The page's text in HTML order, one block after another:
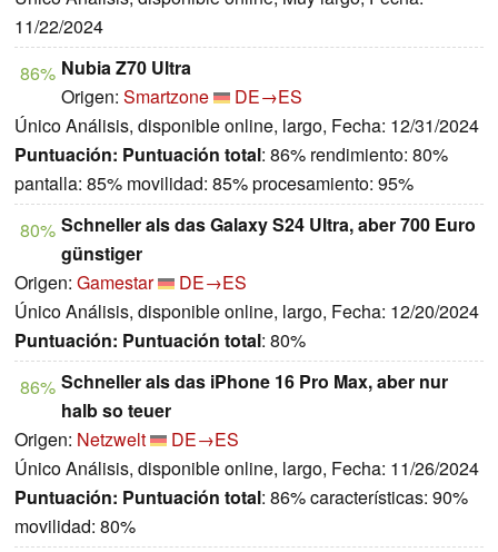
11/22/2024
86% Nubia Z70 Ultra
Origen: Smartzone
DE→ES
Único Análisis, disponible online, largo, Fecha: 12/31/2024
Puntuación: Puntuación total: 86% rendimiento: 80%
pantalla: 85% movilidad: 85% procesamiento: 95%
80% Schneller als das Galaxy S24 Ultra, aber 700 Euro
günstiger
Origen: Gamestar
DE→ES
Único Análisis, disponible online, largo, Fecha: 12/20/2024
Puntuación: Puntuación total: 80%
86% Schneller als das iPhone 16 Pro Max, aber nur
halb so teuer
Origen: Netzwelt
DE→ES
Único Análisis, disponible online, largo, Fecha: 11/26/2024
Puntuación: Puntuación total: 86% características: 90%
movilidad: 80%